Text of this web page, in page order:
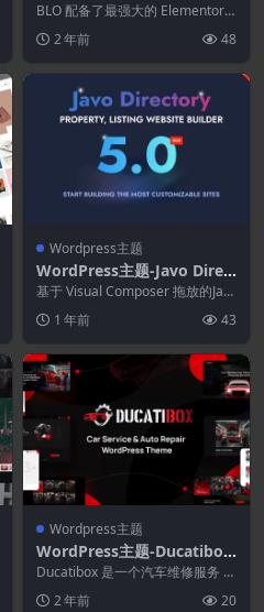
业商务WordPress主题
BLO 配备了最强大的 Elementor
e... 2 年前 48
Wordpress主题
WordPress主题-Javo Direc
tory WordPress Theme 5.
2.1
基于 Visual Composer 拖放的Jav
计...1 年前 43
Wordpress主题
WordPress主题-Ducatibox
1.0.3–汽车服务和汽车维修W
ordPress主题
Ducatibox 是一个汽车维修服务 W
ordPress 主题。此主题可用于汽...
2 年前 20